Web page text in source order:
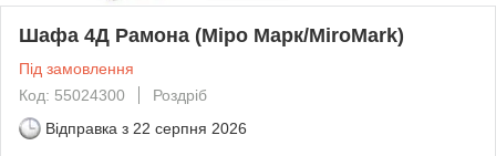
Шафа 4Д Рамона (Міро Марк/MiroMark)
Під замовлення
Код: 55024300
Роздріб
Відправка з 22 серпня 2026